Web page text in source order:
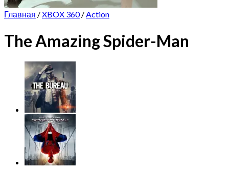
Главная /XBOX 360 /Action
The Amazing Spider-Man